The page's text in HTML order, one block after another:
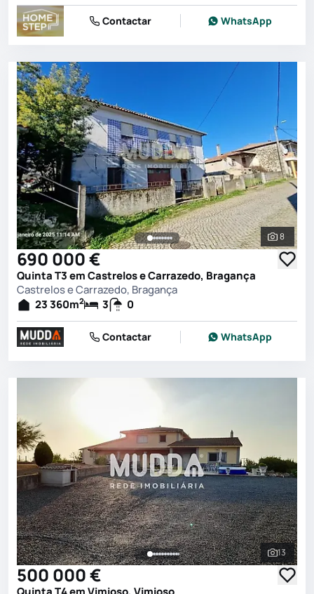
Contactar WhatsApp
Ver
8
690 000 €
Quinta T3 em Castrelos e Carrazedo, Bragança
Castrelos e Carrazedo, Bragança
23 360m2 3 0
Contactar WhatsApp
Ver
13
500 000 €